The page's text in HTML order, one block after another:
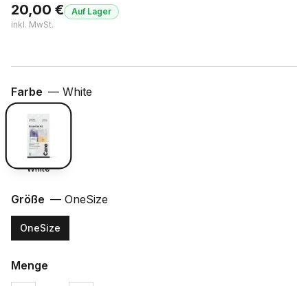
20,00 €
inkl. MwSt.
Auf Lager
Farbe — White
White
Größe — OneSize
OneSize
Menge